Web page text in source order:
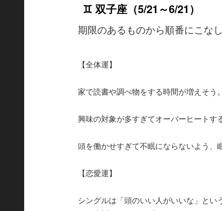
♊ 双子座（5/21～6/21）
期限のあるものから順番にこな
【全体運】
家で読書や調べ物をする時間が増えそう。
興味の対象が多すぎてオーバーヒートす
頭を働かせすぎて不眠にならないよう、
【恋愛運】
シングルは「頭のいい人がいいな」と